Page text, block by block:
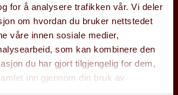
for å analysere trafikken vår. Vi deler
om hvordan du bruker nettstedet
våre innen sosiale medier,
som kan kombinere den
du har gjort tilgjengelig for dem,
inn gjennom din bruk av